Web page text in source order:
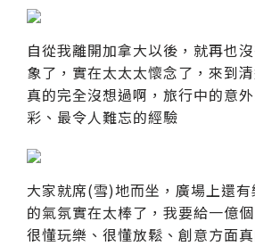
自從我離開加拿大以後，就再也
象了，實在太太太懷念了，來到
真的完全沒想過啊，旅行中的意
彩、最令人難忘的經驗
大家就席(雪)地而坐，廣場上還
的氣氛實在太棒了，我要給一億
很懂玩樂、很懂放鬆、創意方面